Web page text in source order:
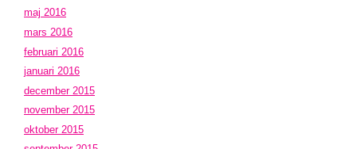
maj 2016
mars 2016
februari 2016
januari 2016
december 2015
november 2015
oktober 2015